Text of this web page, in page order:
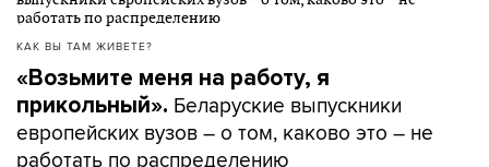
КАК ВЫ ТАМ ЖИВЕТЕ?
«Возьмите меня на работу, я
прикольный». Беларуские выпускники
европейских вузов – о том, каково это – не
работать по распределению